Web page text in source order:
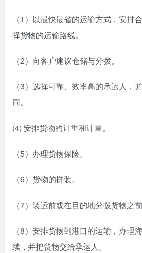
（1）以最快最省的运输方式，安排
择货物的运输路线。
（2）向客户建议仓储与分拨。
（3）选择可靠、效率高的承运人，
同。
(4) 安排货物的计重和计量。
（5）办理货物保险。
（6）货物的拼装。
（7）装运前或在目的地分拨货物之
（8）安排货物到港口的运输，办理
续，并把货物交给承运人。